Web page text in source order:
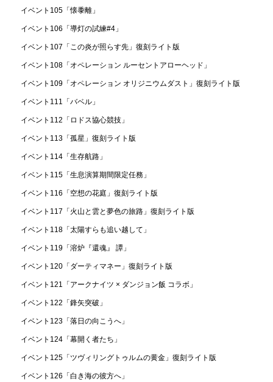
イベント105「懐黍離」
イベント106「導灯の試練#4」
イベント107「この炎が照らす先」復刻ライト版
イベント108「オペレーション ルーセントアローヘッド」
イベント109「オペレーション オリジニウムダスト」復刻ライト版
イベント111「バベル」
イベント112「ロドス協心競技」
イベント113「孤星」復刻ライト版
イベント114「生存航路」
イベント115「生息演算期間限定任務」
イベント116「空想の花庭」復刻ライト版
イベント117「火山と雲と夢色の旅路」復刻ライト版
イベント118「太陽すらも追い越して」
イベント119「溶炉『還魂』 譚」
イベント120「ダーティマネー」復刻ライト版
イベント121「アークナイツ × ダンジョン飯 コラボ」
イベント122「鋒矢突破」
イベント123「落日の向こうへ」
イベント124「幕開く者たち」
イベント125「ツヴィリングトゥルムの黄金」復刻ライト版
イベント126「白き海の彼方へ」